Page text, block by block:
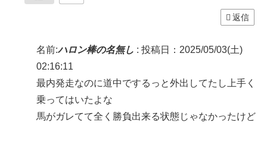
返信
名前:ハロン棒の名無し : 投稿日：2025/05/03(土)
02:16:11
最内発走なのに道中でするっと外出してたし上手く
乗ってはいたよな
馬がガレてて全く勝負出来る状態じゃなかったけど